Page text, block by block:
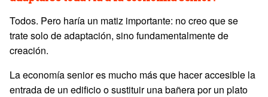
Todos. Pero haría un matiz importante: no creo que se
trate solo de adaptación, sino fundamentalmente de
creación.
La economía senior es mucho más que hacer accesible la
entrada de un edificio o sustituir una bañera por un plato